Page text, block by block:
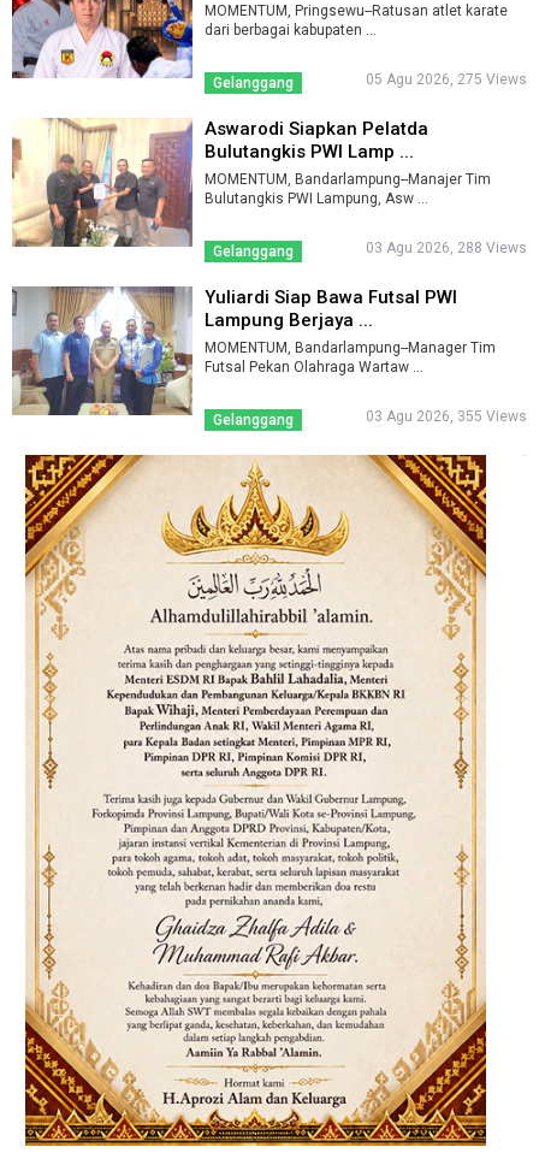
MOMENTUM, Pringsewu--Ratusan atlet karate
dari berbagai kabupaten ...
Gelanggang 05 Agu 2026, 275 Views
Aswarodi Siapkan Pelatda
Bulutangkis PWI Lamp ...
MOMENTUM, Bandarlampung--Manajer Tim
Bulutangkis PWI Lampung, Asw ...
Gelanggang 03 Agu 2026, 288 Views
Yuliardi Siap Bawa Futsal PWI
Lampung Berjaya ...
MOMENTUM, Bandarlampung--Manager Tim
Futsal Pekan Olahraga Wartaw ...
Gelanggang 03 Agu 2026, 355 Views